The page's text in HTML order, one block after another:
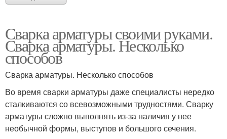
Сварка арматуры своими руками.
Сварка арматуры. Несколько
способов
Сварка арматуры. Несколько способов
Во время сварки арматуры даже специалисты нередко
сталкиваются со всевозможными трудностями. Сварку
арматуры сложно выполнять из-за наличия у нее
необычной формы, выступов и большого сечения.